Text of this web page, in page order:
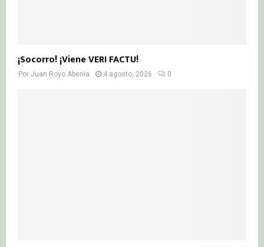
¡Socorro! ¡Viene VERI FACTU!
Por Juan Royo Abenia 4 agosto, 2026 0